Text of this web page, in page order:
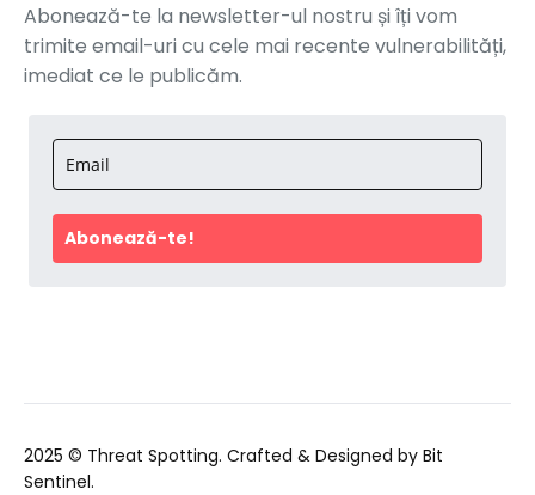
Abonează-te la newsletter-ul nostru și îți vom
trimite email-uri cu cele mai recente vulnerabilități,
imediat ce le publicăm.
Abonează-te!
2025 © Threat Spotting. Crafted & Designed by Bit
Sentinel.